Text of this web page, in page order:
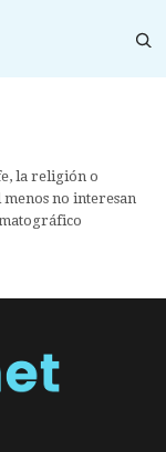
la religión o
no interesan